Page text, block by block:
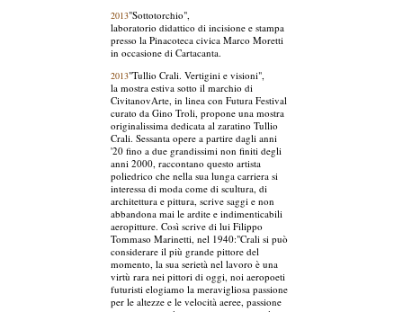
2013"Sottotorchio",
laboratorio didattico di incisione e stampa
presso la Pinacoteca civica Marco Moretti
in occasione di Cartacanta.
2013"Tullio Crali. Vertigini e visioni",
la mostra estiva sotto il marchio di
CivitanovArte, in linea con Futura Festival
curato da Gino Troli, propone una mostra
originalissima dedicata al zaratino Tullio
Crali. Sessanta opere a partire dagli anni
'20 fino a due grandissimi non finiti degli
anni 2000, raccontano questo artista
poliedrico che nella sua lunga carriera si
interessa di moda come di scultura, di
architettura e pittura, scrive saggi e non
abbandona mai le ardite e indimenticabili
aeropitture. Così scrive di lui Filippo
Tommaso Marinetti, nel 1940:"Crali si può
considerare il più grande pittore del
momento, la sua serietà nel lavoro è una
virtù rara nei pittori di oggi, noi aeropoeti
futuristi elogiamo la meravigliosa passione
per le altezze e le velocità aeree, passione